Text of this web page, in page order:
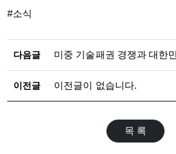
#소식
다음글 미중 기술패권 경쟁과 대한
이전글 이전글이 없습니다.
목 록